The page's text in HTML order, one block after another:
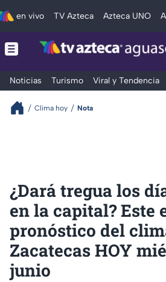
en vivo TV Azteca Azteca UNO
Noticias Turismo Viral y Tendencia
Clima hoy Nota
¿Dará tregua los
en la capital? Este
pronóstico del
Zacatecas HOY
junio